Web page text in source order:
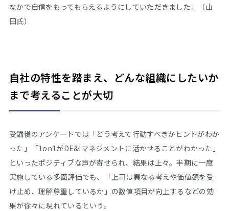
なかで自信をもってもらえるようにしていただきました」（山
田氏）
自社の特性を踏まえ、どんな組織にしたいか
まで考えることが大切
受講後のアンケートでは「どう考えて行動すべきかヒントがわか
った」「1on1がDE&Iマネジメントに活かせることがわかった」
といったポジティブな声が寄せられ、結果は上々。半期に一度
実施している多面評価でも、「上司は異なる考えや価値観を受
け止め、理解尊重しているか」の数値項目が向上するなどの効
果が徐々に現れているという。